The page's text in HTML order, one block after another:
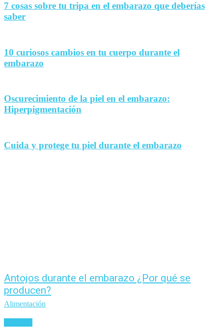
7 cosas sobre tu tripa en el embarazo que deberías
saber
10 curiosos cambios en tu cuerpo durante el
embarazo
Oscurecimiento de la piel en el embarazo:
Hiperpigmentación
Cuida y protege tu piel durante el embarazo
Antojos durante el embarazo ¿Por qué se
producen?
Alimentación